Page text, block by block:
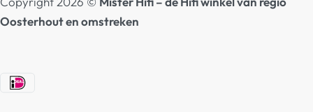
Oosterhout en omstreken